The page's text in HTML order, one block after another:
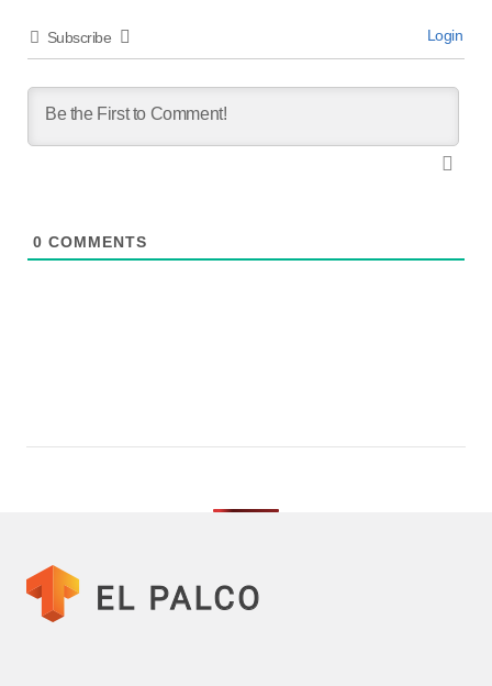
Subscribe Login
0 COMMENTS